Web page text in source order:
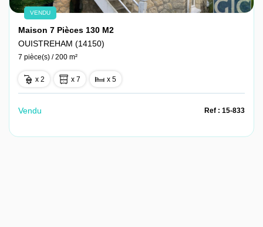
VENDU
Maison 7 Pièces 130 M2
OUISTREHAM (14150)
7 pièce(s) / 200 m²
x 2 x 7 x 5
Vendu Ref : 15-833